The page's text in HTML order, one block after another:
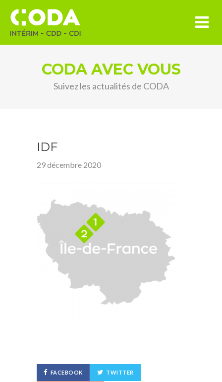
CODA AVEC VOUS
Suivez les actualités de CODA
IDF
29 décembre 2020
FACEBOOK TWITTER